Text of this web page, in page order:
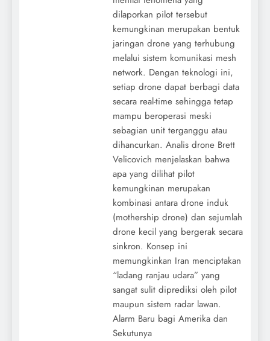
dilaporkan pilot tersebut
kemungkinan merupakan bentuk
jaringan drone yang terhubung
melalui sistem komunikasi mesh
network. Dengan teknologi ini,
setiap drone dapat berbagi data
secara real-time sehingga tetap
mampu beroperasi meski
sebagian unit terganggu atau
dihancurkan. Analis drone Brett
Velicovich menjelaskan bahwa
apa yang dilihat pilot
kemungkinan merupakan
kombinasi antara drone induk
(mothership drone) dan sejumlah
drone kecil yang bergerak secara
sinkron. Konsep ini
memungkinkan Iran menciptakan
“ladang ranjau udara” yang
sangat sulit diprediksi oleh pilot
maupun sistem radar lawan.
Alarm Baru bagi Amerika dan
Sekutunya